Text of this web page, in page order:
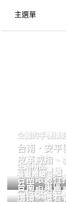
主選單
企鵝的手機攝
台南．安平
皮革戒指
的手作體驗
生活用品
台南眼鏡行
品牌眼鏡專
餐廳體驗
台南．東區
環境．還有